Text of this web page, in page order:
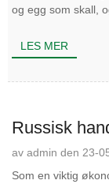
og egg som skall,
LES MER
Russisk
av admin den 23-
Som en viktig